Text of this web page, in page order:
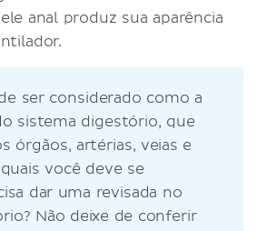
anal produz sua aparência
ser considerado como a
sistema digestório, que
órgãos, artérias, veias e
você deve se
dar uma revisada no
Não deixe de conferir